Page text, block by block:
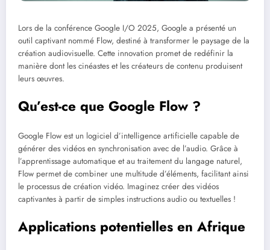
Lors de la conférence Google I/O 2025, Google a présenté un
outil captivant nommé Flow, destiné à transformer le paysage de la
création audiovisuelle. Cette innovation promet de redéfinir la
manière dont les cinéastes et les créateurs de contenu produisent
leurs œuvres.
Qu’est-ce que Google Flow ?
Google Flow est un logiciel d’intelligence artificielle capable de
générer des vidéos en synchronisation avec de l’audio. Grâce à
l’apprentissage automatique et au traitement du langage naturel,
Flow permet de combiner une multitude d’éléments, facilitant ainsi
le processus de création vidéo. Imaginez créer des vidéos
captivantes à partir de simples instructions audio ou textuelles !
Applications potentielles en Afrique